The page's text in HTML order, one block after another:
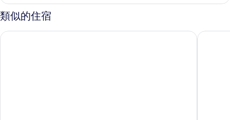
有
相
片
房
的
情
類似的住宿
上海南新雅皇冠假日酒店 - IHG 旗下飯店 上海南